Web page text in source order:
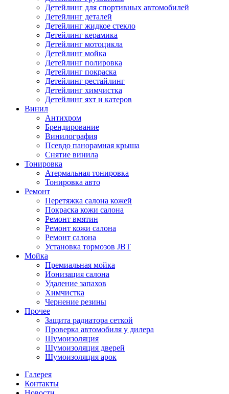
Детейлинг для спортивных автомобилей
Детейлинг деталей
Детейлинг жидкое стекло
Детейлинг керамика
Детейлинг мотоцикла
Детейлинг мойка
Детейлинг полировка
Детейлинг покраска
Детейлинг рестайлинг
Детейлинг химчистка
Детейлинг яхт и катеров
Винил
Антихром
Брендирование
Винилография
Псевдо панорамная крыша
Снятие винила
Тонировка
Атермальная тонировка
Тонировка авто
Ремонт
Перетяжка салона кожей
Покраска кожи салона
Ремонт вмятин
Ремонт кожи салона
Ремонт салона
Установка тормозов JBT
Мойка
Премиальная мойка
Ионизация салона
Удаление запахов
Химчистка
Чернение резины
Прочее
Защита радиатора сеткой
Проверка автомобиля у дилера
Шумоизоляция
Шумоизоляция дверей
Шумоизоляция арок
Галерея
Контакты